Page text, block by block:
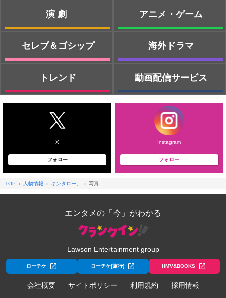
演劇
セレブ＆ゴシップ
トレンド
アニメ・ゲーム
海外ドラマ
動画配信サービス
X
フォロー
Instagram
フォロー
TOP 人物情報 キンタロー。 写真
エンタメの「今」がわかる
Lawson Entertainment group
ローチケ ローチケ[旅行] HMV&BOOKS
会社概要 サイトポリシー 利用規約 採用情報